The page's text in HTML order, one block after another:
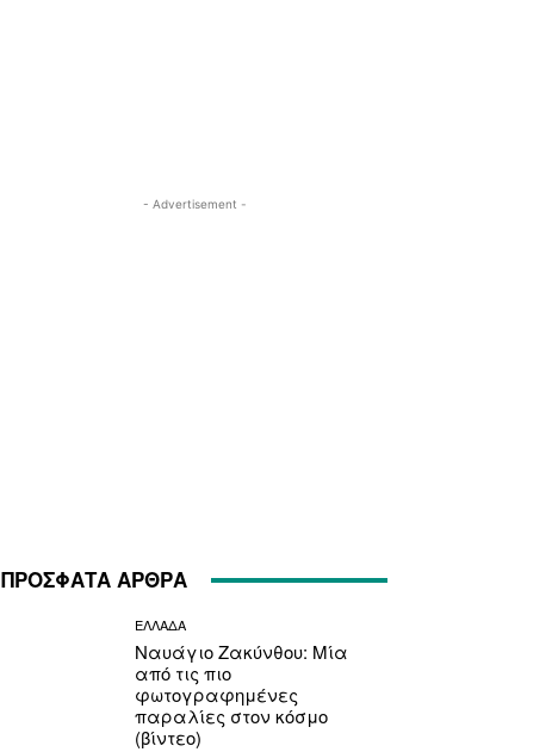
- Advertisement -
ΠΡΟΣΦΑΤΑ ΑΡΘΡΑ
ΕΛΛΑΔΑ
Ναυάγιο Ζακύνθου: Μία
από τις πιο
φωτογραφημένες
παραλίες στον κόσμο
(βίντεο)